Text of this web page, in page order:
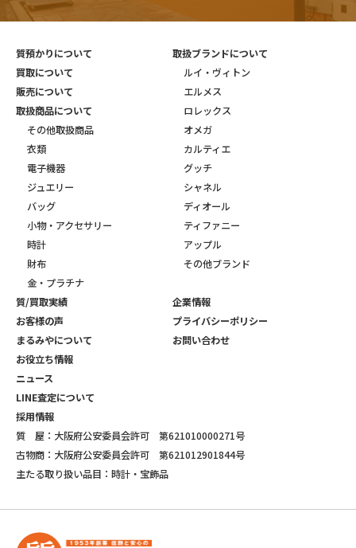
質預かりについて
買取について
販売について
取扱商品について
その他取扱商品
衣類
電子機器
ジュエリー
バッグ
小物・アクセサリー
時計
財布
金・プラチナ
取扱ブランドについて
ルイ・ヴィトン
エルメス
ロレックス
オメガ
カルティエ
グッチ
シャネル
ディオール
ティファニー
アップル
その他ブランド
質/買取実績
お客様の声
まるみやについて
お役立ち情報
ニュース
LINE査定について
採用情報
企業情報
プライバシーポリシー
お問い合わせ
質 屋：大阪府公安委員会許可 第621010000271号
古物商：大阪府公安委員会許可 第621012901844号
主たる取り扱い品目：時計・宝飾品